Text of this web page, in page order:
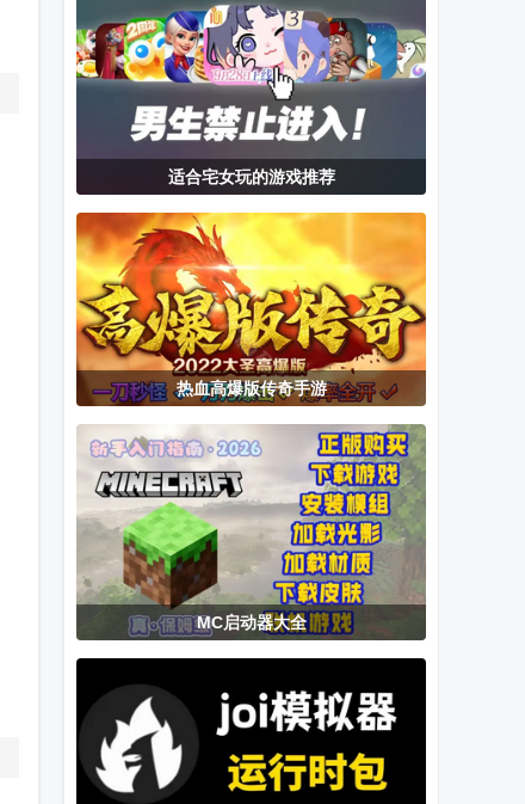
神明宿敌安卓
版最新版本
(God Rivals)
豆豆钻游戏赚
钱平台
网络天才网页
版(Akinator)
我的世界3d皮
肤编辑器Skin
Editor 3D手机
版
火柴人战争3
白也修改器免
费版
最后的起源汉
化版
适合宅女玩的游戏推荐
热血高爆版传奇手游
MC启动器大全